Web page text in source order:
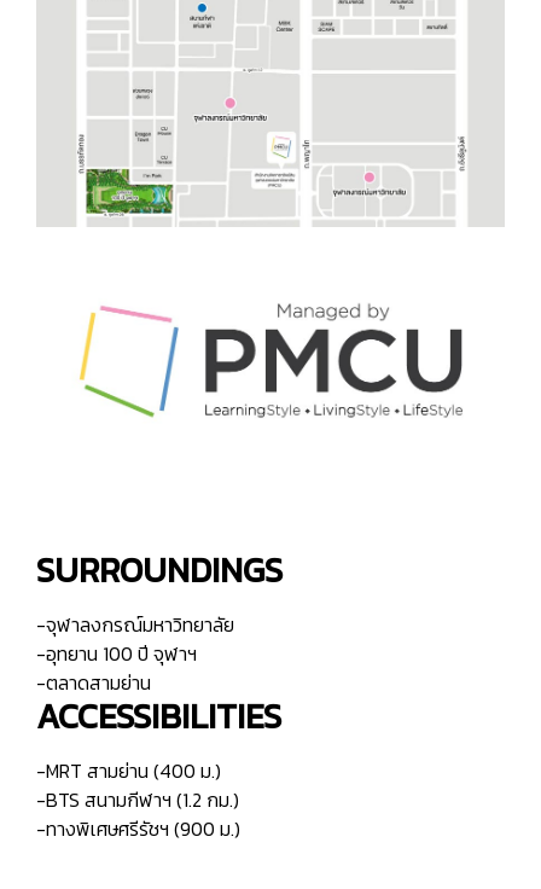
SURROUNDINGS
-จุฬาลงกรณ์มหาวิทยาลัย
-อุทยาน 100 ปี จุฬาฯ
-ตลาดสามย่าน
ACCESSIBILITIES
-MRT สามย่าน (400 ม.)
-BTS สนามกีฬาฯ (1.2 กม.)
-ทางพิเศษศรีรัชฯ (900 ม.)